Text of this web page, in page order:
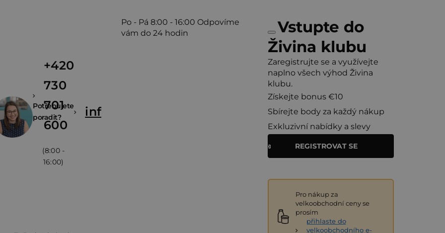
Potřebujete
poradit?
+420
730
701
600
(8:00 -
16:00)
info@zivina.cz
Po - Pá 8:00 - 16:00 Odpovíme
vám do 24 hodin
Vstupte do
Živina klubu
Zaregistrujte se a využívejte
naplno všech výhod Živina
klubu.
Získejte bonus €10
Sbírejte body za každý nákup
Exkluzivní nabídky a slevy
REGISTROVAT SE
Pro nákup za
velkoobchodní ceny se
prosím
přihlaste do
velkoobchodního e-